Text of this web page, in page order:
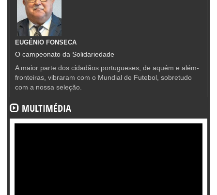
EUGÉNIO FONSECA
O campeonato da Solidariedade
A maior parte dos cidadãos portugueses, de aquém e além-
fronteiras, vibraram com o Mundial de Futebol, sobretudo
com a nossa seleção.
MULTIMÉDIA